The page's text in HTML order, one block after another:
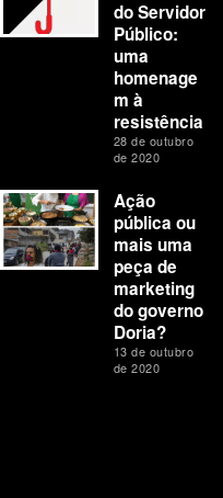
do Servidor
Público:
uma
homenage
m à
resistência
28 de outubro
de 2020
Ação
pública ou
mais uma
peça de
marketing
do governo
Doria?
13 de outubro
de 2020